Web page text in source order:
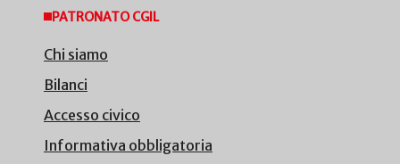
PATRONATO CGIL
Chi siamo
Bilanci
Accesso civico
Informativa obbligatoria